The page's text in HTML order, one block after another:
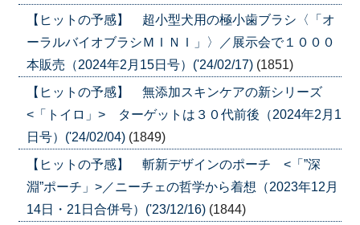
【ヒットの予感】 超小型犬用の極小歯ブラシ〈「オ
ーラルバイオブラシＭＩＮＩ」〉／展示会で１０００
本販売（2024年2月15日号）('24/02/17) (1851)
【ヒットの予感】 無添加スキンケアの新シリーズ
<「トイロ」> ターゲットは３０代前後（2024年2月1
日号）('24/02/04) (1849)
【ヒットの予感】 斬新デザインのポーチ <「”深
淵”ポーチ」>／ニーチェの哲学から着想（2023年12月
14日・21日合併号）('23/12/16) (1844)